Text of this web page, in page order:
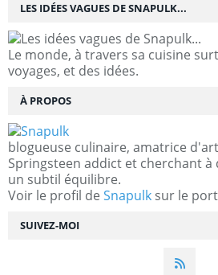
SUIVEZ-MOI
LES IDÉES VAGUES DE SNAPULK...
Le monde, à travers sa cuisine
voyages, et des idées.
À PROPOS
blogueuse culinaire, amatrice
Springsteen addict et cherchant
un subtil équilibre.
Voir le profil de Snapulk sur le